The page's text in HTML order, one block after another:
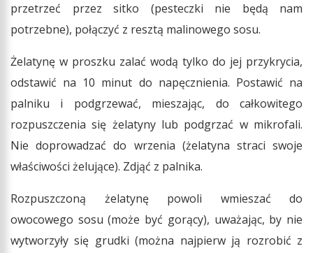
przetrzeć przez sitko (pesteczki nie będą nam
potrzebne), połączyć z resztą malinowego sosu.
Żelatynę w proszku zalać wodą tylko do jej przykrycia,
odstawić na 10 minut do napęcznienia. Postawić na
palniku i podgrzewać, mieszając, do całkowitego
rozpuszczenia się żelatyny lub podgrzać w mikrofali.
Nie doprowadzać do wrzenia (żelatyna straci swoje
właściwości żelujące). Zdjąć z palnika.
Rozpuszczoną żelatynę powoli wmieszać do
owocowego sosu (może być gorący), uważając, by nie
wytworzyły się grudki (można najpierw ją rozrobić z